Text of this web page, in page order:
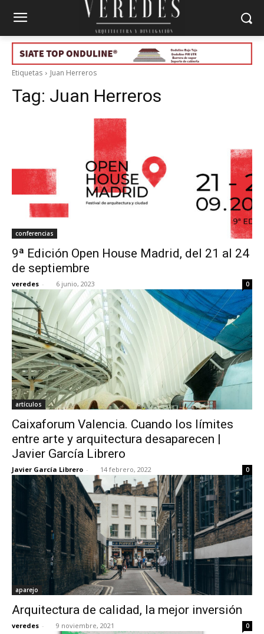
Etiquetas Juan Herreros
Tag: Juan Herreros
conferencias
9ª Edición Open House Madrid, del 21 al 24
de septiembre
veredes - 6 junio, 2023 0
artículos
Caixaforum Valencia. Cuando los límites
entre arte y arquitectura desaparecen |
Javier García Librero
Javier García Librero - 14 febrero, 2022 0
aparejo
Arquitectura de calidad, la mejor inversión
veredes - 9 noviembre, 2021 0